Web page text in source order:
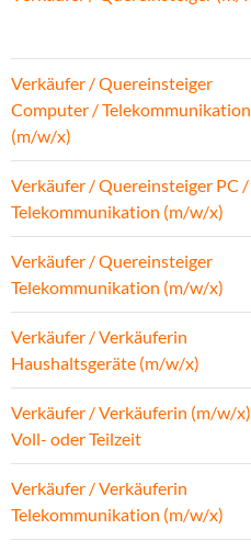
Verkäufer / Quereinsteiger
Computer / Telekommunikation
(m/w/x)
Verkäufer / Quereinsteiger PC /
Telekommunikation (m/w/x)
Verkäufer / Quereinsteiger
Telekommunikation (m/w/x)
Verkäufer / Verkäuferin
Haushaltsgeräte (m/w/x)
Verkäufer / Verkäuferin (m/w/x)
Voll- oder Teilzeit
Verkäufer / Verkäuferin
Telekommunikation (m/w/x)